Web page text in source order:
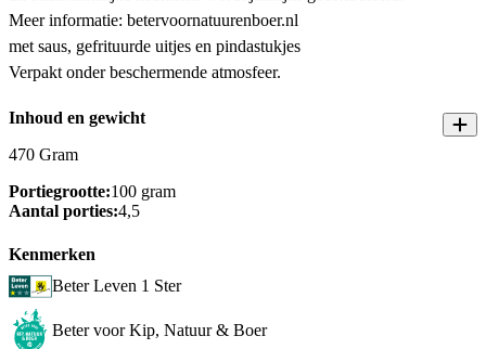
Meer informatie: betervoornatuurenboer.nl
met saus, gefrituurde uitjes en pindastukjes
Verpakt onder beschermende atmosfeer.
Inhoud en gewicht
470 Gram
Portiegrootte:100 gram
Aantal porties:4,5
Kenmerken
Beter Leven 1 Ster
Beter voor Kip, Natuur & Boer